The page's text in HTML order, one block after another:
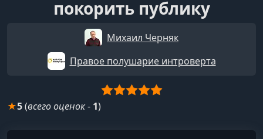
покорить публику
Михаил Черняк
Правое полушарие интроверта
★5(всего оценок- 1)